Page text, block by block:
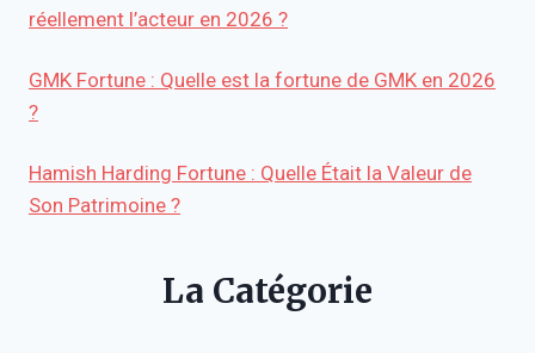
réellement l’acteur en 2026 ?
GMK Fortune : Quelle est la fortune de GMK en 2026
?
Hamish Harding Fortune : Quelle Était la Valeur de
Son Patrimoine ?
La Catégorie